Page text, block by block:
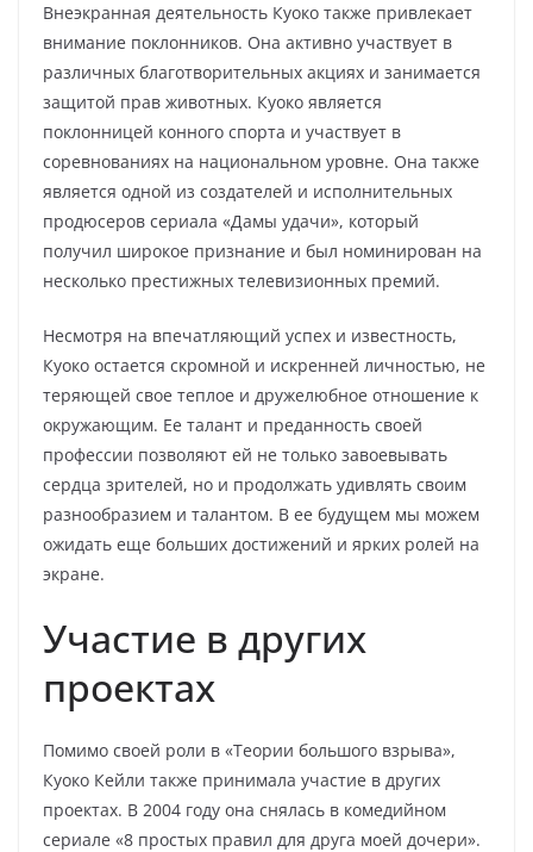
Внеэкранная деятельность Куоко также привлекает
внимание поклонников. Она активно участвует в
различных благотворительных акциях и занимается
защитой прав животных. Куоко является
поклонницей конного спорта и участвует в
соревнованиях на национальном уровне. Она также
является одной из создателей и исполнительных
продюсеров сериала «Дамы удачи», который
получил широкое признание и был номинирован на
несколько престижных телевизионных премий.
Несмотря на впечатляющий успех и известность,
Куоко остается скромной и искренней личностью, не
теряющей свое теплое и дружелюбное отношение к
окружающим. Ее талант и преданность своей
профессии позволяют ей не только завоевывать
сердца зрителей, но и продолжать удивлять своим
разнообразием и талантом. В ее будущем мы можем
ожидать еще больших достижений и ярких ролей на
экране.
Участие в других
проектах
Помимо своей роли в «Теории большого взрыва»,
Куоко Кейли также принимала участие в других
проектах. В 2004 году она снялась в комедийном
сериале «8 простых правил для друга моей дочери».